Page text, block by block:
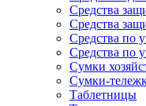
Средства
Средства
Средства по
Средства по
Сумки
Сумки-
Таблетницы